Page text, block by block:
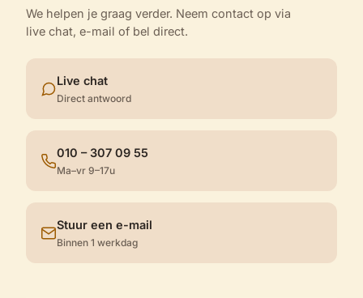
We helpen je graag verder. Neem contact op via
live chat, e-mail of bel direct.
Live chat
Direct antwoord
010 – 307 09 55
Ma–vr 9–17u
Stuur een e-mail
Binnen 1 werkdag